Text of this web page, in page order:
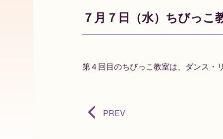
７月７日（水）ちびっこ
第４回目のちびっこ教室は、ダンス・
PREV